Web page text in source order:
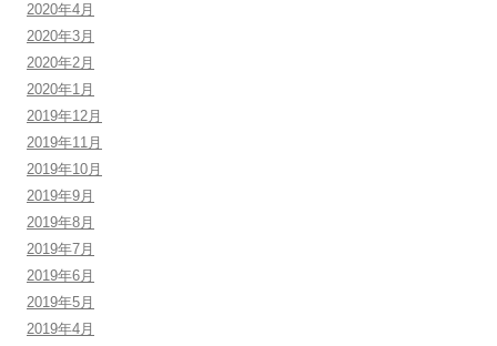
2020年4月
2020年3月
2020年2月
2020年1月
2019年12月
2019年11月
2019年10月
2019年9月
2019年8月
2019年7月
2019年6月
2019年5月
2019年4月